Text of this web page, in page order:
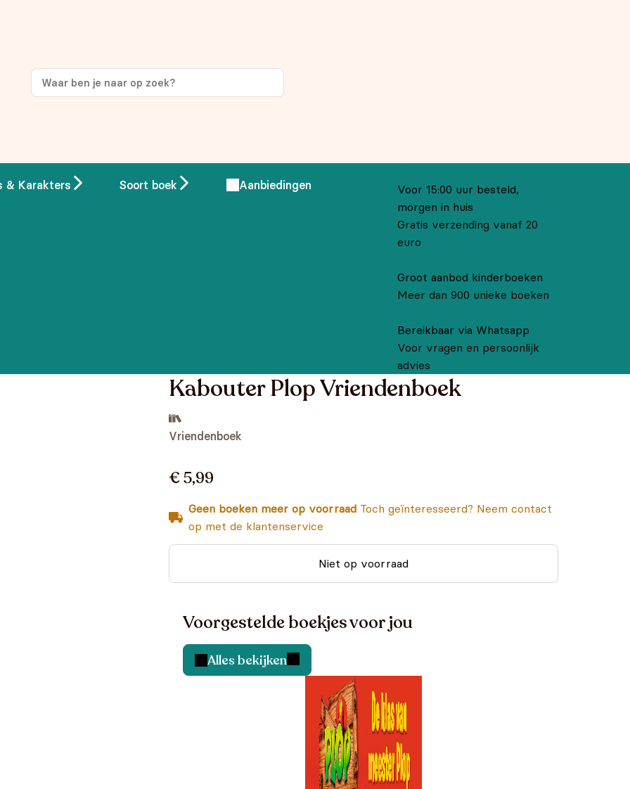
& Karakters Soort boek Aanbiedingen
Voor 15:00 uur besteld,
morgen in huis
Gratis verzending vanaf 20
euro
Groot aanbod kinderboeken
Meer dan 900 unieke boeken
Bereikbaar via Whatsapp
Voor vragen en persoonlijk
advies
Kabouter Plop Vriendenboek
Vriendenboek
€ 5,99
Geen boeken meer op voorraad Toch geïnteresseerd? Neem contact
op met de klantenservice
Niet op voorraad
Voorgestelde boekjes voor jou
Alles bekijken
op je eerste aankoop!